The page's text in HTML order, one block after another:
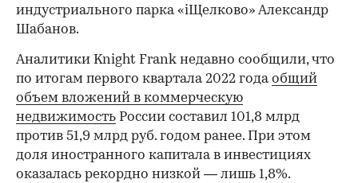
индустриального парка «iЩелково» Александр
Шабанов.
Аналитики Knight Frank недавно сообщили, что
по итогам первого квартала 2022 годаобщий
объем вложений в коммерческую
недвижимость России составил 101,8 млрд
против 51,9 млрд руб. годом ранее. При этом
доля иностранного капитала в инвестициях
оказалась рекордно низкой — лишь 1,8%.